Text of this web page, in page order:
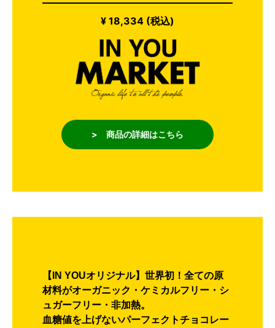
¥ 18,334 (税込)
> 商品の詳細はこちら
【IN YOUオリジナル】世界初！全ての原
材料がオーガニック・ケミカルフリー・シ
ュガーフリー・非加熱。
血糖値を上げないパーフェクトチョコレー